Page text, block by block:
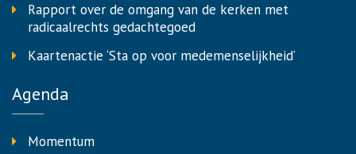
Rapport over de omgang van de kerken met
radicaalrechts gedachtegoed
Kaartenactie ‘Sta op voor medemenselijkheid’
Agenda
Momentum